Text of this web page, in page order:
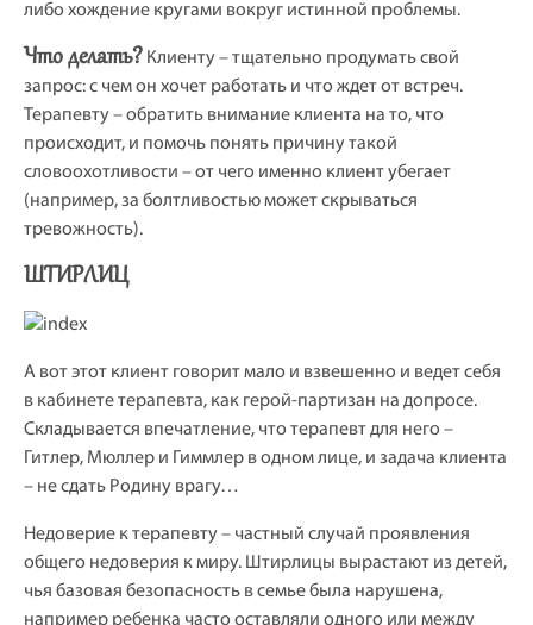
либо хождение кругами вокруг истинной проблемы.
Что делать? Клиенту – тщательно продумать свой
запрос: с чем он хочет работать и что ждет от встреч.
Терапевту – обратить внимание клиента на то, что
происходит, и помочь понять причину такой
словоохотливости – от чего именно клиент убегает
(например, за болтливостью может скрываться
тревожность).
ШТИРЛИЦ
А вот этот клиент говорит мало и взвешенно и ведет себя
в кабинете терапевта, как герой-партизан на допросе.
Складывается впечатление, что терапевт для него –
Гитлер, Мюллер и Гиммлер в одном лице, и задача клиента
– не сдать Родину врагу…
Недоверие к терапевту – частный случай проявления
общего недоверия к миру. Штирлицы вырастают из детей,
чья базовая безопасность в семье была нарушена,
например ребенка часто оставляли одного или между